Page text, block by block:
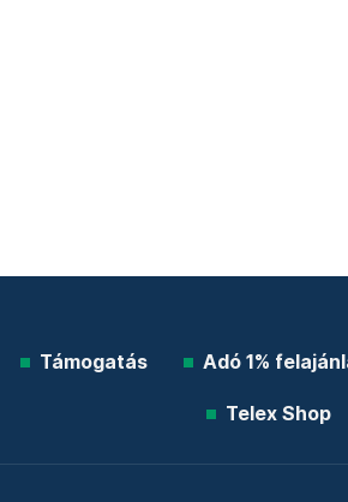
Támogatás Adó 1%
Telex Shop